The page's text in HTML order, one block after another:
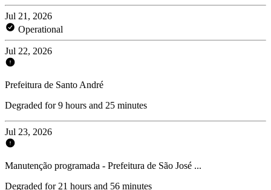
Jul 21, 2026
Operational
Jul 22, 2026
Prefeitura de Santo André
Degraded for 9 hours and 25 minutes
Jul 23, 2026
Manutenção programada - Prefeitura de São José ...
Degraded for 21 hours and 56 minutes